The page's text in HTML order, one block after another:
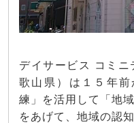
デイサービス コミ
歌山県）は１５年前
練」を活用して「地
をあげて、地域の認